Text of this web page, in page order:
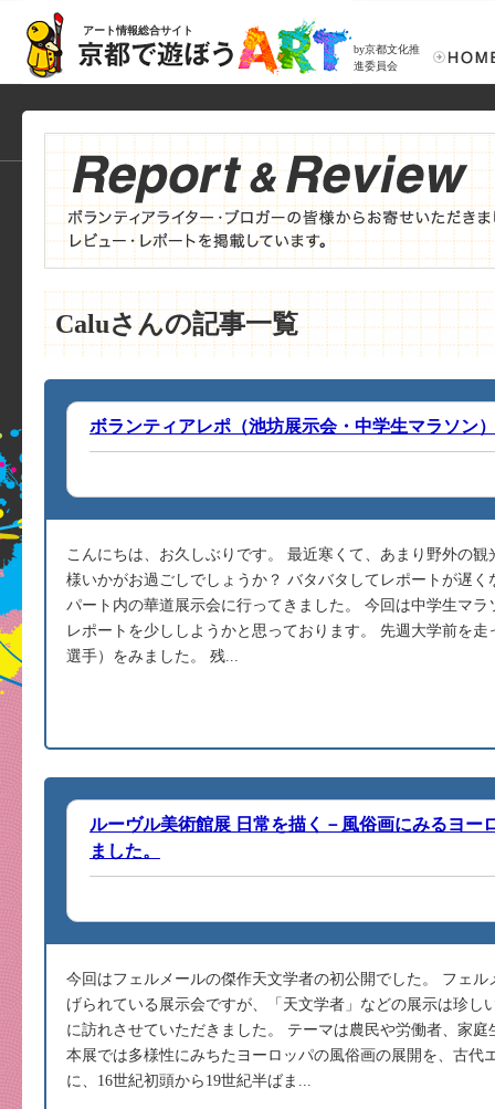
アート情報総合サイト
by京都文化推
進委員会
Caluさんの記事一覧
ボランティアレポ（池坊展示会・中学生マラソン）
こんにちは、お久しぶりです。 最近寒くて、あまり野外の
様いかがお過ごしでしょうか？ バタバタしてレポートが遅
パート内の華道展示会に行ってきました。 今回は中学生マ
レポートを少ししようかと思っております。 先週大学前を
選手）をみました。 残...
ルーヴル美術館展 日常を描く－風俗画にみるヨー
ました。
今回はフェルメールの傑作天文学者の初公開でした。 フェ
げられている展示会ですが、「天文学者」などの展示は珍し
に訪れさせていただきました。 テーマは農民や労働者、家
本展では多様性にみちたヨーロッパの風俗画の展開を、古代
に、16世紀初頭から19世紀半ばま...